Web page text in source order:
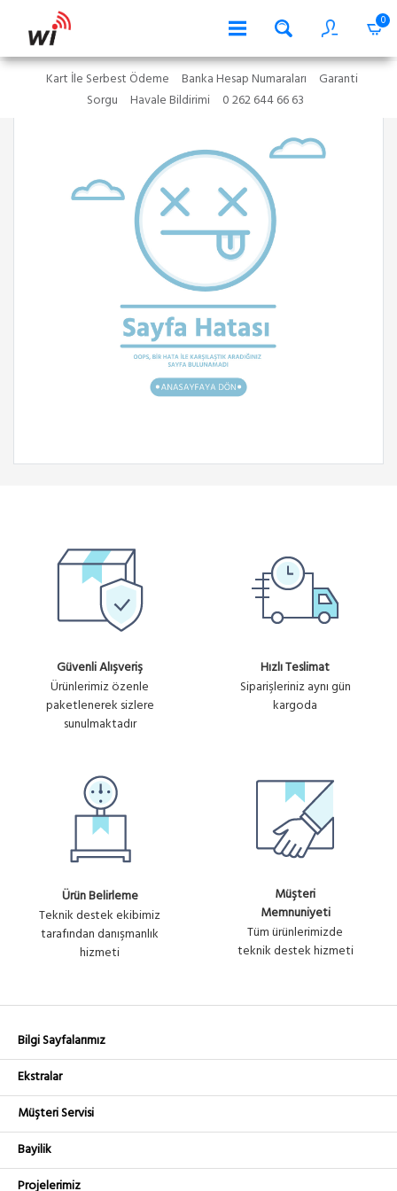
0
Kart İle Serbest Ödeme Banka Hesap Numaraları
Garanti
Sorgu
Havale Bildirimi 0 262 644 66 63
Güvenli Alışveriş
Ürünlerimiz özenle
paketlenerek sizlere
sunulmaktadır
Hızlı Teslimat
Siparişleriniz aynı gün
kargoda
Ürün Belirleme
Teknik destek ekibimiz
tarafından danışmanlık
hizmeti
Müşteri
Memnuniyeti
Tüm ürünlerimizde
teknik destek hizmeti
Bilgi Sayfalarımız
Ekstralar
Müşteri Servisi
Bayilik
Projelerimiz